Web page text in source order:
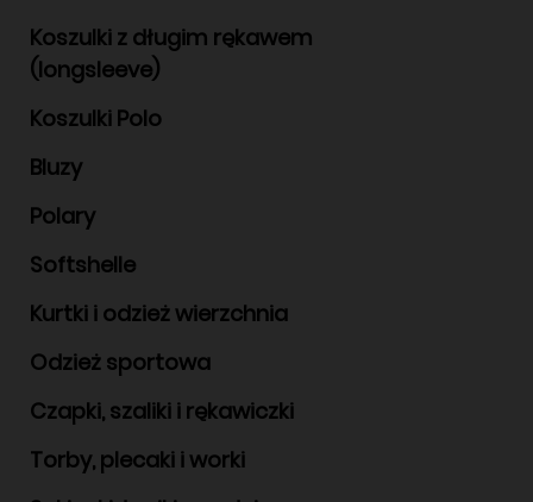
Koszulki z długim rękawem
(longsleeve)
Koszulki Polo
Bluzy
Polary
Softshelle
Kurtki i odzież wierzchnia
Odzież sportowa
Czapki, szaliki i rękawiczki
Torby, plecaki i worki